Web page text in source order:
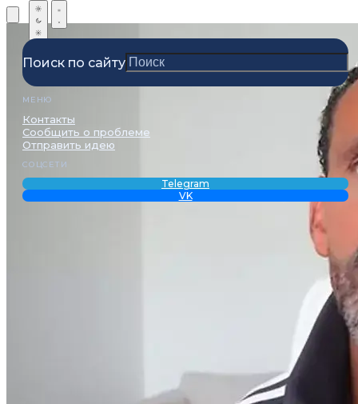
Поиск по сайту
МЕНЮ
Контакты
Сообщить о проблеме
Отправить идею
СОЦСЕТИ
Telegram
VK